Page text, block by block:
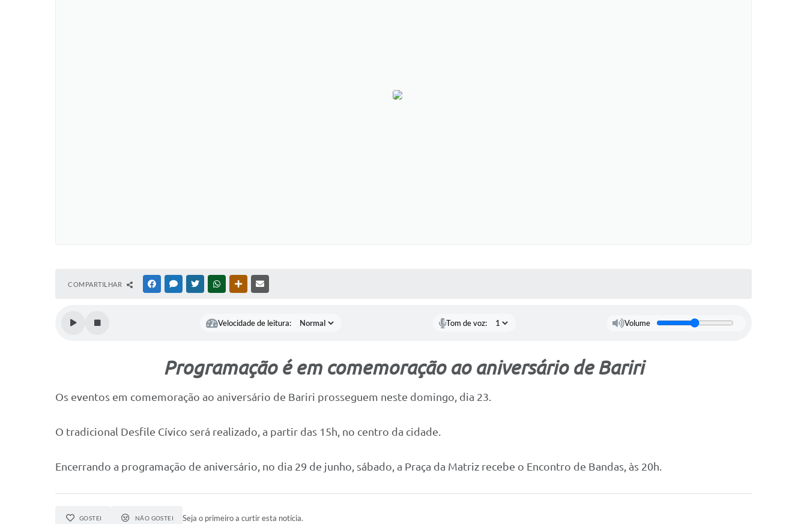
COMPARTILHAR FACEBOOKMESSENGER
TWITTERWHATSAPPOUTRAS MÍDIAS
Velocidade de leitura: Tom de voz: Volume
Programação é em comemoração ao aniversário de Bariri
Os eventos em comemoração ao aniversário de Bariri prosseguem neste domingo, dia 23.
O tradicional Desfile Cívico será realizado, a partir das 15h, no centro da cidade.
Encerrando a programação de aniversário, no dia 29 de junho, sábado, a Praça da Matriz recebe o Encontro de Bandas, às 20h.
GOSTEI NÃO GOSTEI Seja o primeiro a curtir esta notícia.